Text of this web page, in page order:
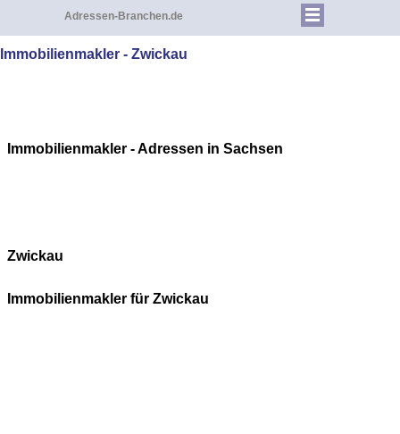
Adressen-Branchen.de
Immobilienmakler - Zwickau
Immobilienmakler - Adressen in Sachsen
Zwickau
Immobilienmakler für Zwickau